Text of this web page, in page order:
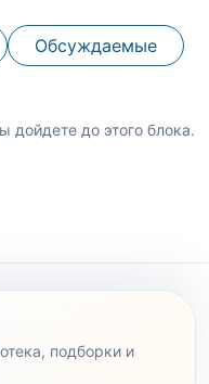
Обсуждаемые
дойдете до этого блока.
подборки и